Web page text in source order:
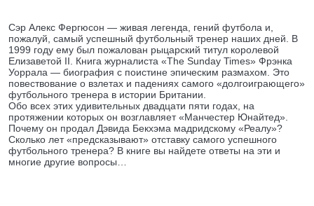
Сэр Алекс Фергюсон — живая легенда, гений футбола и,
пожалуй, самый успешный футбольный тренер наших дней. В
1999 году ему был пожалован рыцарский титул королевой
Елизаветой II. Книга журналиста «The Sunday Times» Фрэнка
Уоррала — биография с поистине эпическим размахом. Это
повествование о взлетах и падениях самого «долгоиграющего»
футбольного тренера в истории Британии.
Обо всех этих удивительных двадцати пяти годах, на
протяжении которых он возглавляет «Манчестер Юнайтед».
Почему он продал Дэвида Бекхэма мадридскому «Реалу»?
Сколько лет «предсказывают» отставку самого успешного
футбольного тренера? В книге вы найдете ответы на эти и
многие другие вопросы…